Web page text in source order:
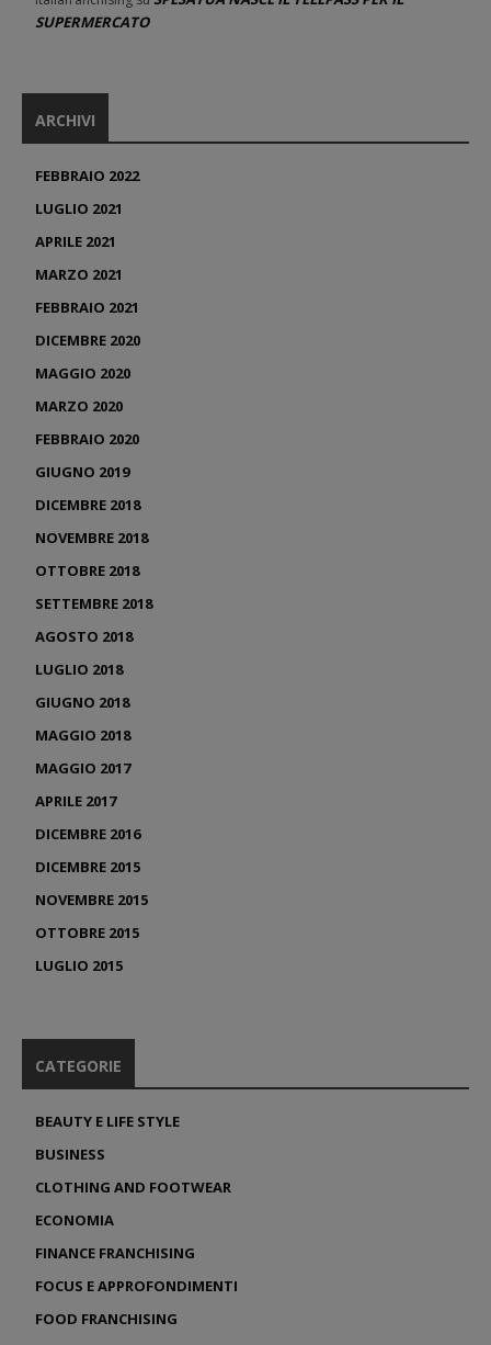
SUPERMERCATO
ARCHIVI
FEBBRAIO 2022
LUGLIO 2021
APRILE 2021
MARZO 2021
FEBBRAIO 2021
DICEMBRE 2020
MAGGIO 2020
MARZO 2020
FEBBRAIO 2020
GIUGNO 2019
DICEMBRE 2018
NOVEMBRE 2018
OTTOBRE 2018
SETTEMBRE 2018
AGOSTO 2018
LUGLIO 2018
GIUGNO 2018
MAGGIO 2018
MAGGIO 2017
APRILE 2017
DICEMBRE 2016
DICEMBRE 2015
NOVEMBRE 2015
OTTOBRE 2015
LUGLIO 2015
CATEGORIE
BEAUTY E LIFE STYLE
BUSINESS
CLOTHING AND FOOTWEAR
ECONOMIA
FINANCE FRANCHISING
FOCUS E APPROFONDIMENTI
FOOD FRANCHISING